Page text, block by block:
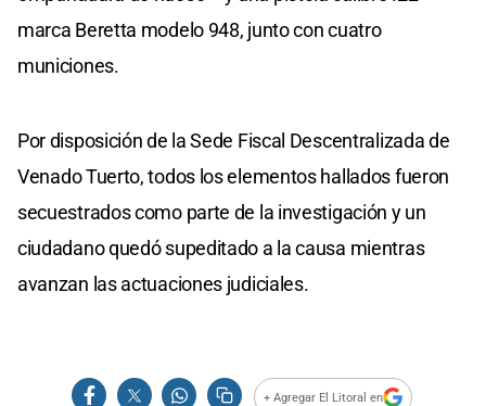
marca Beretta modelo 948, junto con cuatro
municiones.
Por disposición de la Sede Fiscal Descentralizada de
Venado Tuerto, todos los elementos hallados fueron
secuestrados como parte de la investigación y un
ciudadano quedó supeditado a la causa mientras
avanzan las actuaciones judiciales.
+ Agregar El Litoral en